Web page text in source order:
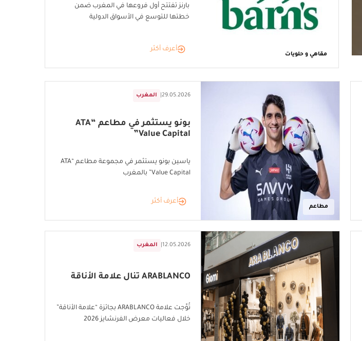
مقاهي و حلويات
بارنز تفتتح أول فروعها في المغرب ضمن
خطتها للتوسع في الأسواق الدولية
أعرف أكثر
مطاعم
المغرب 29.05.2026
بونو يستثمر في مطاعم “ATA
Value Capital”
ياسين بونو يستثمر في مجموعة مطاعم “ATA
Value Capital” بالمغرب
أعرف أكثر
المغرب 12.05.2026
ARABLANCO تنال علامة الأناقة
تُوِّجت علامة ARABLANCO بجائزة “علامة الأناقة”
خلال فعاليات معرض الفرنشايز 2026